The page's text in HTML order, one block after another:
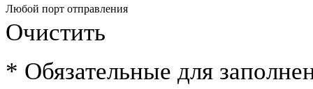
Любой порт отправления
Очистить
* Обязательные для